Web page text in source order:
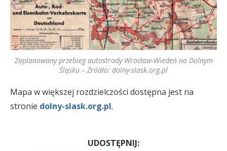
Zaplanowany przebieg autostrady Wrocław-Wiedeń na Dolnym
Śląsku – Źródło: dolny-slask.org.pl
Mapa w większej rozdzielczości dostępna jest na
stronie dolny-slask.org.pl.
UDOSTĘPNIJ: